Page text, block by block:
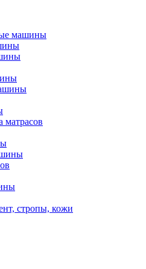
машины
матрасов
стропы, кожи